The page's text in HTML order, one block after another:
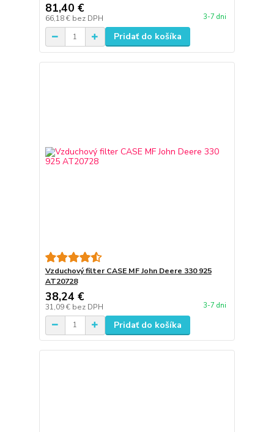
81,40 €
66,18 € bez DPH 3-7 dni
Pridať do košíka
Vzduchový filter CASE MF John Deere 330 925
AT20728
38,24 €
31,09 € bez DPH 3-7 dni
Pridať do košíka